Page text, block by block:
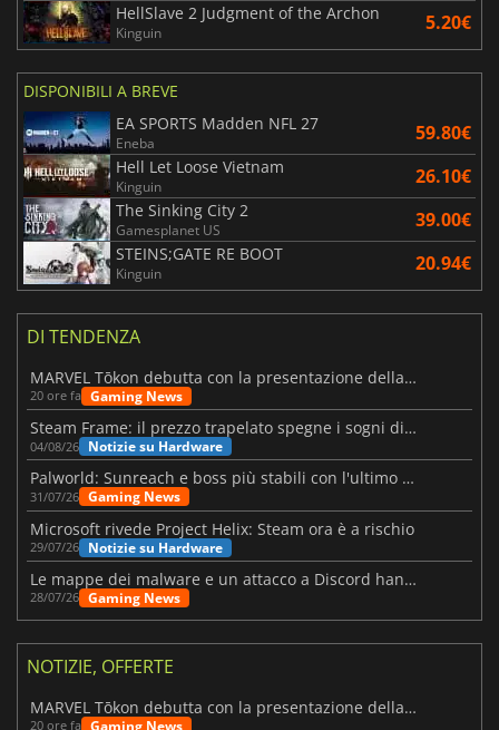
HellSlave 2 Judgment of the Archon
Kinguin 5.20€
DISPONIBILI A BREVE
EA SPORTS Madden NFL 27
Eneba 59.80€
Hell Let Loose Vietnam
Kinguin 26.10€
The Sinking City 2
Gamesplanet US 39.00€
STEINS;GATE RE BOOT
Kinguin 20.94€
DI TENDENZA
MARVEL Tōkon debutta con la presentazione della roadmap per il primo anno
20 ore fa Gaming News
Steam Frame: il prezzo trapelato spegne i sogni di un VR economico
04/08/26 Notizie su Hardware
Palworld: Sunreach e boss più stabili con l'ultimo update
31/07/26 Gaming News
Microsoft rivede Project Helix: Steam ora è a rischio
29/07/26 Notizie su Hardware
Le mappe dei malware e un attacco a Discord hanno colpito Meccha Chameleon
28/07/26 Gaming News
NOTIZIE, OFFERTE
MARVEL Tōkon debutta con la presentazione della roadmap per il primo anno
20 ore fa Gaming News